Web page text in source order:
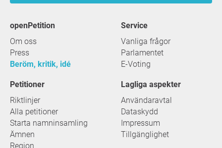
openPetition
Om oss
Press
Beröm, kritik, idé
service
Vanliga frågor
Parlamentet
E-Voting
Petitioner
Riktlinjer
Alla petitioner
Starta namninsamling
Ämnen
Region
Lagliga aspekter
Användaravtal
Dataskydd
Impressum
Tillgänglighet